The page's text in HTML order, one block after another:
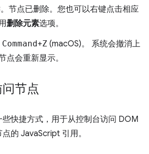
节点已删除。您也可以右键点击相应
删除元素选项。
Command+Z (macOS)。 系统会撤消上
点会重新显示。
节点
快捷方式，用于从控制台访问 DOM
的 JavaScript 引用。